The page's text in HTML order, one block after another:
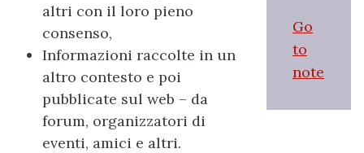
Go
to
note
altri con il loro pieno
consenso,
Informazioni raccolte in un
altro contesto e poi
pubblicate sul web – da
forum, organizzatori di
eventi, amici e altri.